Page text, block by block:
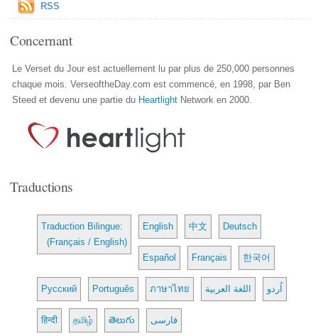
RSS
Concernant
Le Verset du Jour est actuellement lu par plus de 250,000 personnes
chaque mois. VerseoftheDay.com est commencé, en 1998, par Ben
Steed et devenu une partie du Heartlight Network en 2000.
Traductions
Traduction Bilingue:
(Français / English)
English 中文 Deutsch
Español Français 한국어
Русский Português ภาษาไทย اللغة العربية اُردو
हिन्दी தமிழ் తెలుగు فارسی